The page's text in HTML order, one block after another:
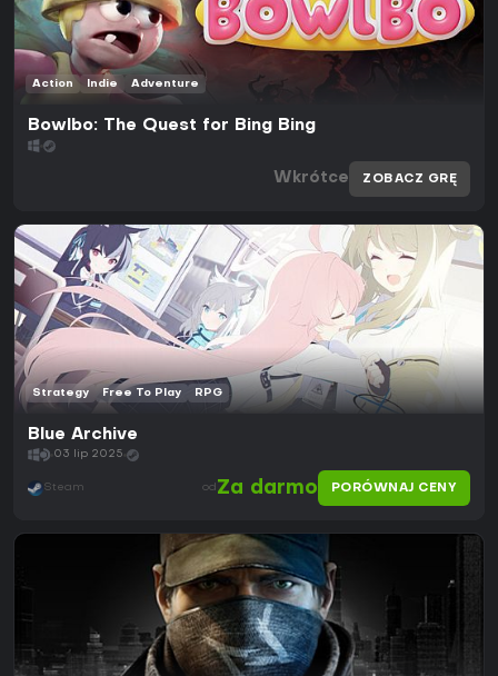
Action Indie Adventure
Bowlbo: The Quest for Bing Bing
Wkrótce ZOBACZ GRĘ
Strategy Free To Play RPG
Blue Archive
03 lip 2025
Steam od Za darmo PORÓWNAJ CENY